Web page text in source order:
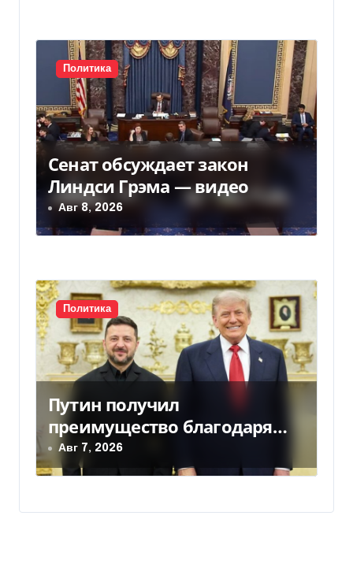
и
с
я
м
Политика
Сенат обсуждает закон
Линдси Грэма — видео
Авг 8, 2026
Политика
Путин получил
преимущество благодаря
действиям США
Авг 7, 2026